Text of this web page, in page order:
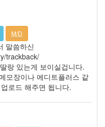
M/D
말씀하신
trackback/
랑 있는게 보이실겁니다.
모장이나 에디트플러스 같
로드 해주면 됩니다.